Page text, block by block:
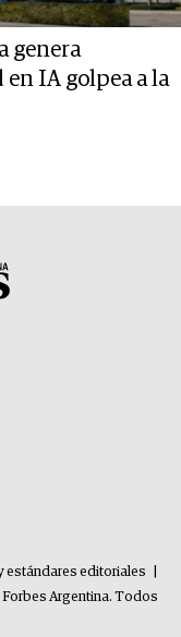
genera
en IA golpea a la
estándares editoriales
Argentina. Todos